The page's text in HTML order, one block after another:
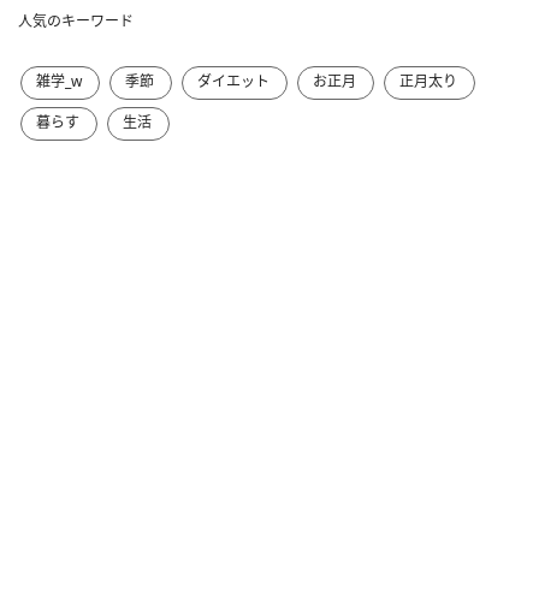
人気のキーワード
雑学_w 季節 ダイエット お正月
正月太り
暮らす
生活